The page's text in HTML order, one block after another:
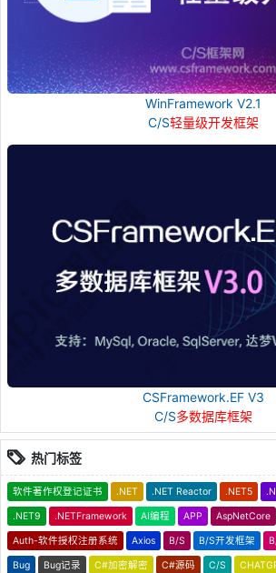
WinFramework V2.1
C/S轻量级开发框架
CSFramework.EF V3
C/S多数据库框架
热门标签
软件著作权登记证书 .NET .NET Reactor .NET5
.NET9 .NETFramework AI编程 APP AspNetCore
Auth-软件授权注册系统 Axios B/S B/S开发框架
Bug Bug记录 C#加密解密 C#源码 C/S